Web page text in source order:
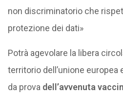
non discriminatorio che
protezione dei dati»
Potrà agevolare la libera
territorio dell’unione europea
da prova dell’avvenuta